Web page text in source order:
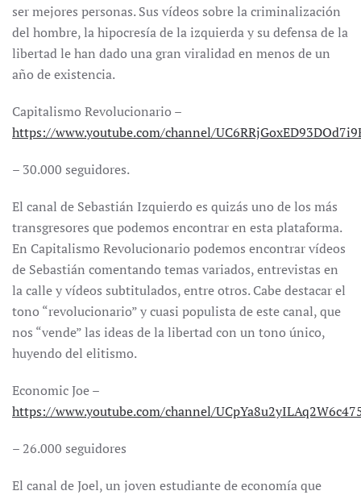
ser mejores personas. Sus vídeos sobre la criminalización
del hombre, la hipocresía de la izquierda y su defensa de la
libertad le han dado una gran viralidad en menos de un
año de existencia.
Capitalismo Revolucionario –
https://www.youtube.com/channel/
– 30.000 seguidores.
El canal de Sebastián Izquierdo es quizás uno de los más
transgresores que podemos encontrar en esta plataforma.
En Capitalismo Revolucionario podemos encontrar vídeos
de Sebastián comentando temas variados, entrevistas en
la calle y vídeos subtitulados, entre otros. Cabe destacar el
tono “revolucionario” y cuasi populista de este canal, que
nos “vende” las ideas de la libertad con un tono único,
huyendo del elitismo.
Economic Joe –
https://www.youtube.com/channel/
– 26.000 seguidores
El canal de Joel, un joven estudiante de economía que